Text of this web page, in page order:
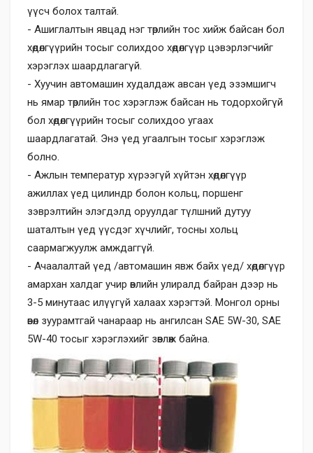
үүсч болох талтай.
- Ашиглалтын явцад нэг төрлийн тос хийж байсан бол
хөдөлгүүрийн тосыг солихдоо хөдөлгүүр цэвэрлэгчийг
хэрэглэх шаардлагагүй.
- Хуучин автомашин худалдаж авсан үед эзэмшигч
нь ямар төрлийн тос хэрэглэж байсан нь тодорхойгүй
бол хөдөлгүүрийн тосыг солихдоо угаах
шаардлагатай. Энэ үед угаалгын тосыг хэрэглэж
болно.
- Ажлын температур хүрээгүй хүйтэн хөдөлгүүр
ажиллах үед цилиндр болон кольц, поршенг
зэврэлтийн элэгдэлд оруулдаг түлшний дутуу
шаталтын үед үүсдэг хүчлийг, тосны хольц
саармагжуулж амждаггүй.
- Ачаалалтай үед /автомашин явж байх үед/ хөдөлгүүр
амархан халдаг учир өвлийн улиралд байран дээр нь
3-5 минутаас илүүгүй халаах хэрэгтэй. Монгол орны
өвөл зуурамтгай чанараар нь ангилсан SAE 5W-30, SAE
5W-40 тосыг хэрэглэхийг зөвлөж байна.